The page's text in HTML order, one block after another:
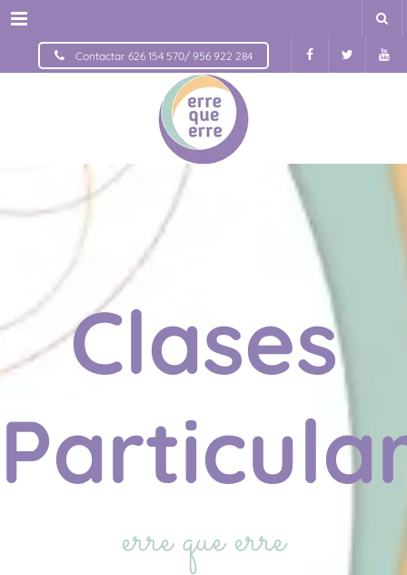
Menu
Contactar 626 154 570/ 956 922 284
Clases
erre que erre